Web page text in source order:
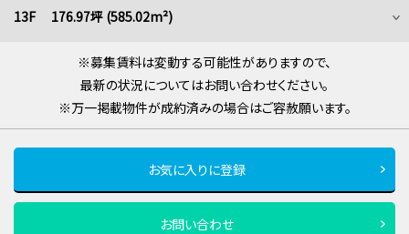
13F 176.97坪 (585.02m²)
※募集賃料は変動する可能性がありますので、
最新の状況についてはお問い合わせください。
※万一掲載物件が成約済みの場合はご容赦願います。
お気に入りに登録
お問い合わせ